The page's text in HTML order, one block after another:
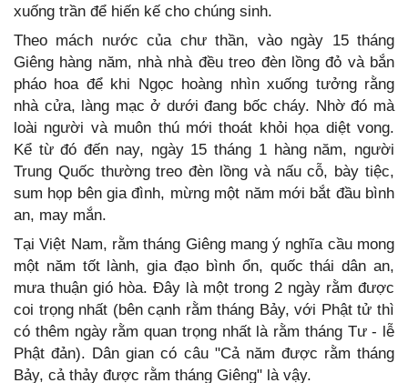
xuống trần để hiến kế cho chúng sinh.
Theo mách nước của chư thần, vào ngày 15 tháng
Giêng hàng năm, nhà nhà đều treo đèn lồng đỏ và bắn
pháo hoa để khi Ngọc hoàng nhìn xuống tưởng rằng
nhà cửa, làng mạc ở dưới đang bốc cháy. Nhờ đó mà
loài người và muôn thú mới thoát khỏi họa diệt vong.
Kể từ đó đến nay, ngày 15 tháng 1 hàng năm, người
Trung Quốc thường treo đèn lồng và nấu cỗ, bày tiệc,
sum họp bên gia đình, mừng một năm mới bắt đầu bình
an, may mắn.
Tại Việt Nam, rằm tháng Giêng mang ý nghĩa cầu mong
một năm tốt lành, gia đạo bình ổn, quốc thái dân an,
mưa thuận gió hòa. Đây là một trong 2 ngày rằm được
coi trọng nhất (bên cạnh rằm tháng Bảy, với Phật tử thì
có thêm ngày rằm quan trọng nhất là rằm tháng Tư - lễ
Phật đản). Dân gian có câu "Cả năm được rằm tháng
Bảy, cả thảy được rằm tháng Giêng" là vậy.